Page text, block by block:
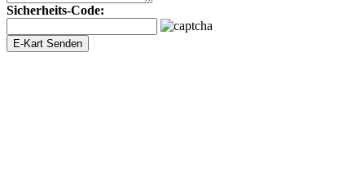
Sicherheits-Code: